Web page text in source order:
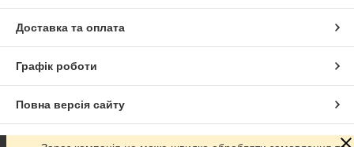
Доставка та оплата
Графік роботи
Повна версія сайту
Сайт створено на маркетплейсіProm.ua